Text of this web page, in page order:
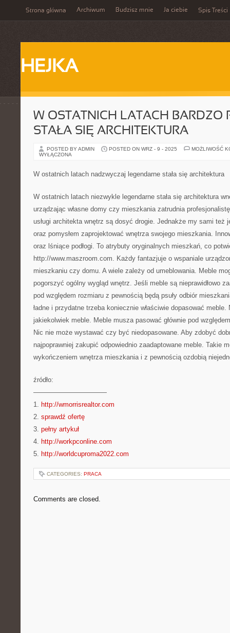
Strona główna Archiwum Budzisz mnie Ja ciebie Spis Treści
HEJKA
W OSTATNICH LATACH BARDZO
STAŁA SIĘ ARCHITEKTURA
POSTED BY ADMIN POSTED ON WRZ - 9 - 2025
MOŻLIWOŚĆ
WYŁĄCZONA
W ostatnich latach nadzwyczaj legendarne stała się architektura
W ostatnich latach niezwykle legendarne stała się architektura
urządzając własne domy czy mieszkania zatrudnia
usługi architekta wnętrz są dosyć drogie. Jednakże my sami też
oraz pomysłem zaprojektować wnętrza swojego mieszkania.
oraz lśniące podłogi. To atrybuty oryginalnych mieszkań, co
http://www.maszroom.com. Każdy fantazjuje o wspaniale
mieszkaniu czy domu. A wiele zależy od umeblowania. Meble
pogorszyć ogólny wygląd wnętrz. Jeśli meble są nieprawidłowo
pod względem rozmiaru z pewnością będą psuły odbiór
ładne i przydatne trzeba koniecznie właściwie dopasować
jakiekolwiek meble. Meble musza pasować głównie pod
Nic nie może wystawać czy być niedopasowane. Aby zdobyć
najpoprawniej zakupić odpowiednio zaadaptowane meble. Takie
wykończeniem wnętrza mieszkania i z pewnością ozdobią
źródło:
———————————
1. http://wmorrisrealtor.com
2. sprawdź ofertę
3. pełny artykuł
4. http://workpconline.com
5. http://worldcuproma2022.com
CATEGORIES: PRACA
Comments are closed.